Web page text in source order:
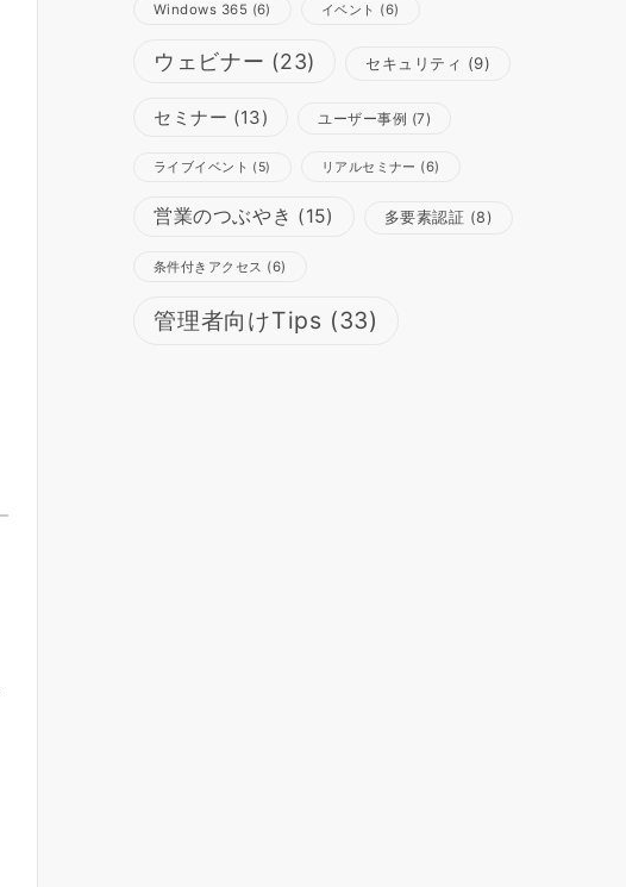
Windows 365 (6) イベント (6)
ウェビナー (23) セキュリティ (9)
セミナー (13) ユーザー事例 (7)
ライブイベント (5) リアルセミナー (6)
営業のつぶやき (15) 多要素認証 (8)
条件付きアクセス (6)
管理者向けTips (33)